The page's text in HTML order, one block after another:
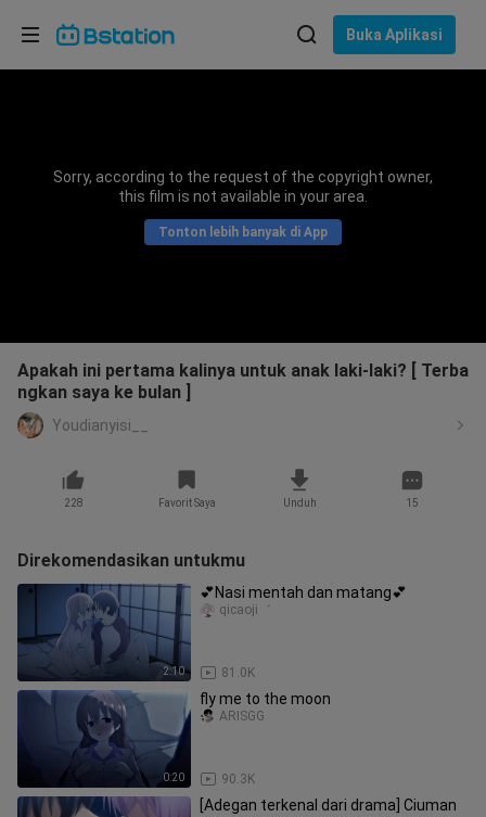
Buka Aplikasi
Sorry, according to the request of the copyright owner,
this film is not available in your area.
Tonton lebih banyak di App
Apakah ini pertama kalinya untuk anak laki-laki? [ Terba
ngkan saya ke bulan ]
Youdianyisi__
228 Favorit Saya Unduh 15
Direkomendasikan untukmu
2:10
💕Nasi mentah dan matang💕
81.0K
qicaoji゛
0:20
fly me to the moon
90.3K
ARISGG
[Adegan terkenal dari drama] Ciuman
Pilih bahasa
Bahasa Indonesia